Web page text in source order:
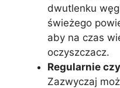
dwutlenku
świeżego
aby na czas
oczyszczacz.
Regularnie
Zazwyczaj